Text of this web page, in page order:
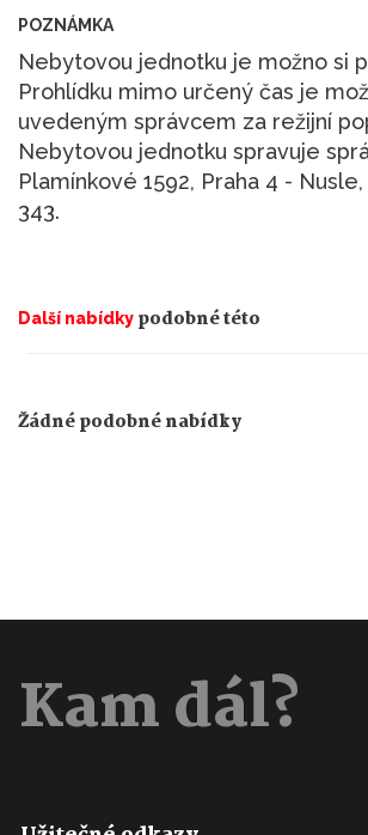
POZNÁMKA
Nebytovou jednotku je možno si
Prohlídku mimo určený čas je
uvedeným správcem za režijní
Nebytovou jednotku spravuje
Plamínkové 1592, Praha 4 -
343.
Další nabídky podobné této
Žádné podobné nabídky
Kam dál?